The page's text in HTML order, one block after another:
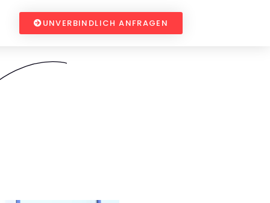
UNVERBINDLICH ANFRAGEN